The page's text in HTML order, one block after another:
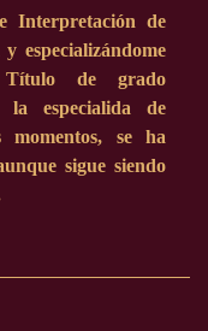
Interpretación de
especializándome
de grado
la especialida de
se ha
sigue siendo